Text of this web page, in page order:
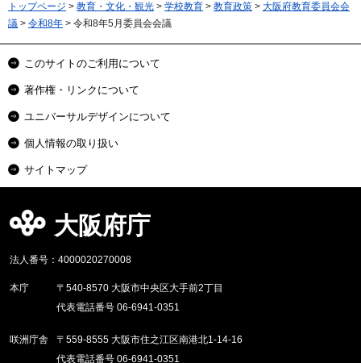
トップページ > 教育・文化・観光 > 学校教育 > 教育政策 > 大阪府教育委員会会
議 > 令和8年 > 令和8年5月委員会会議
このサイトのご利用について
著作権・リンクについて
ユニバーサルデザインについて
個人情報の取り扱い
サイトマップ
大阪府庁
法人番号：4000020270008
本庁
〒540-8570 大阪市中央区大手前2丁目
代表電話番号 06-6941-0351
咲洲庁舎
〒559-8555 大阪市住之江区南港北1-14-16
代表電話番号 06-6941-0351